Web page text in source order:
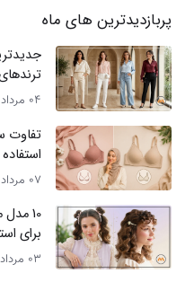
پربازدیدترین های ماه
04 مرداد 1405
تفاوت
07 مرداد 1405
10
برای
03 مرداد 1405